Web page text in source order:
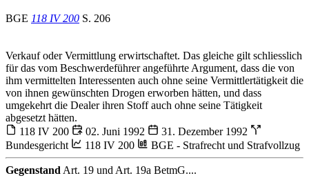
BGE 118 IV 200 S. 206
Verkauf oder Vermittlung erwirtschaftet. Das gleiche gilt schliesslich
für das vom Beschwerdeführer angeführte Argument, dass die von
ihm vermittelten Interessenten auch ohne seine Vermittlertätigkeit die
von ihnen gewünschten Drogen erworben hätten, und dass
umgekehrt die Dealer ihren Stoff auch ohne seine Tätigkeit
abgesetzt hätten.
118 IV 200
02. Juni 1992
31. Dezember 1992
Bundesgericht
118 IV 200 BGE - Strafrecht und Strafvollzug
Gegenstand Art. 19 und Art. 19a BetmG....